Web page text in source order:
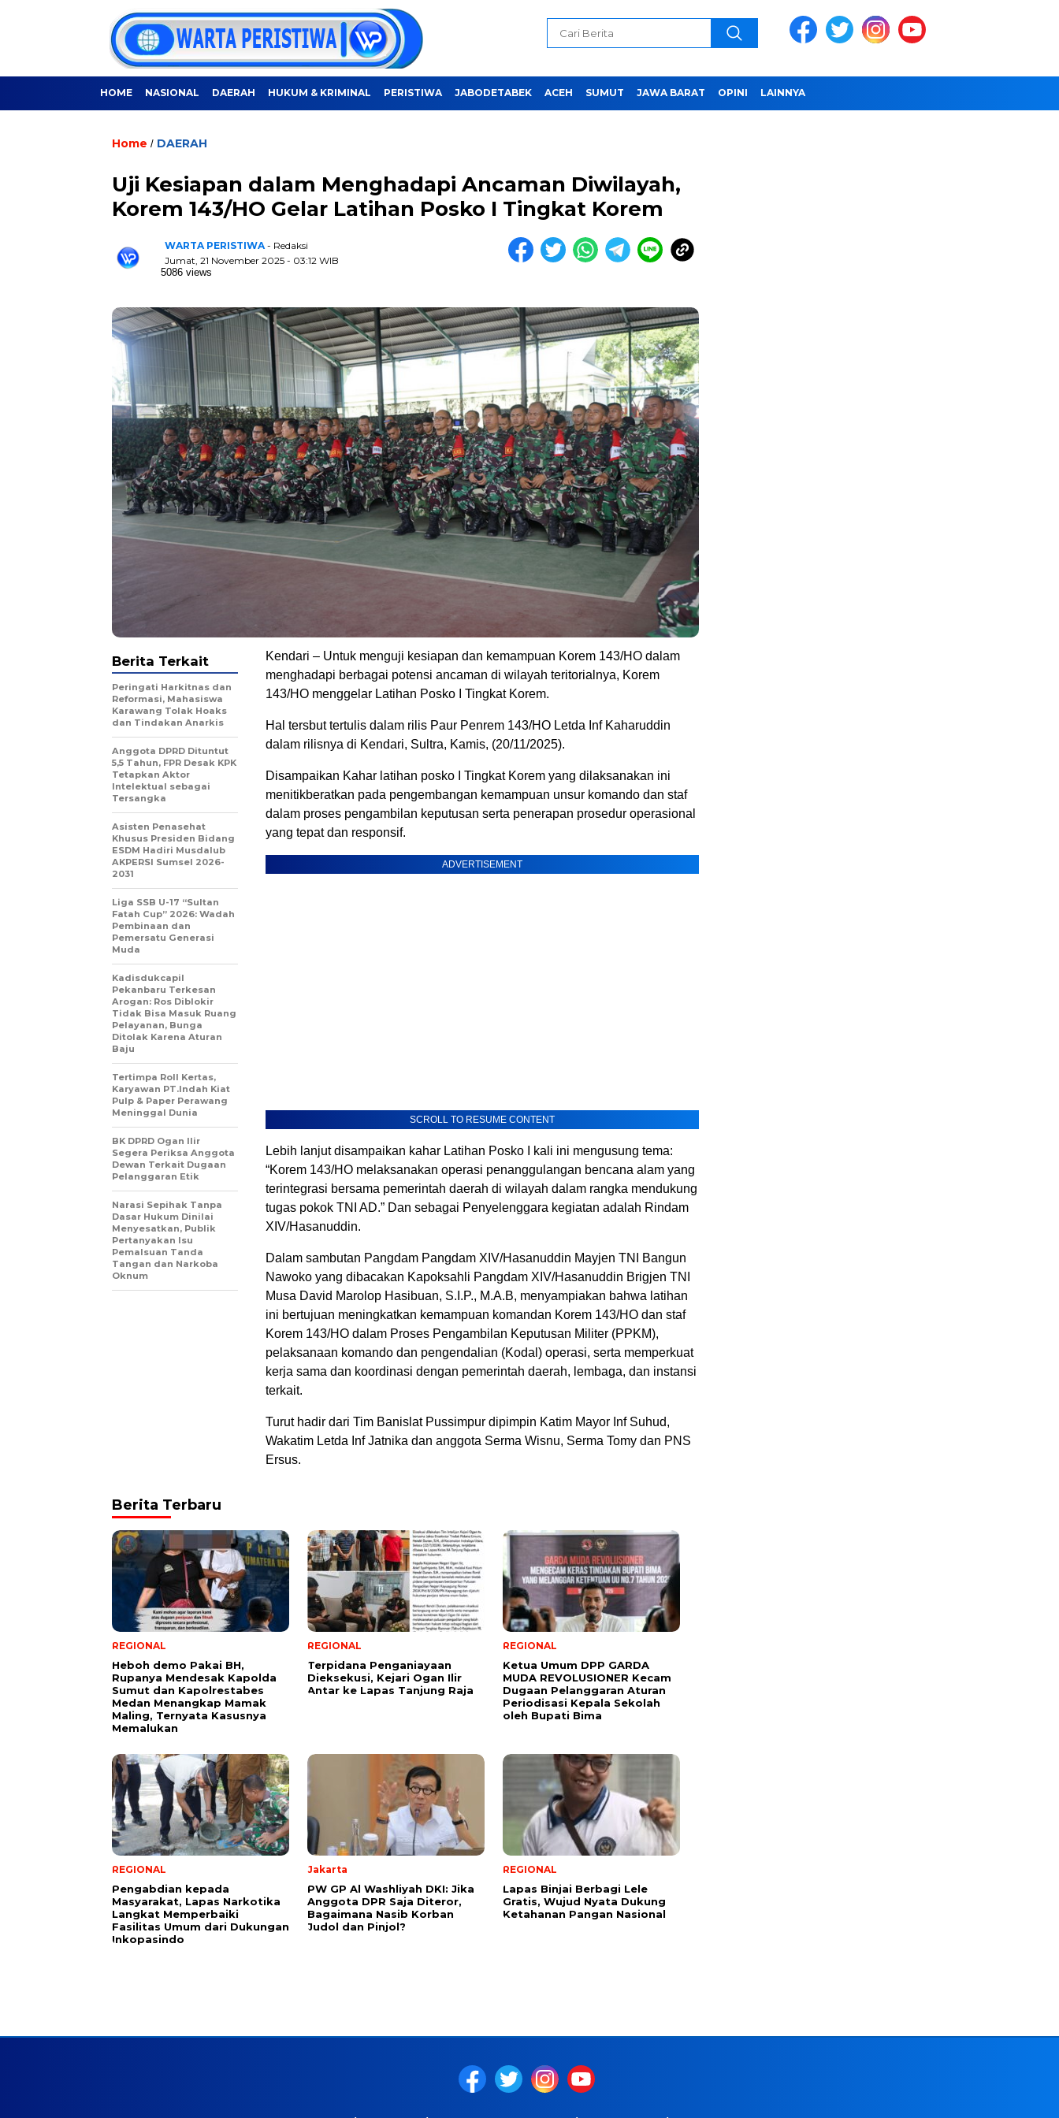
HOME NASIONAL DAERAH HUKUM & KRIMINAL PERISTIWA JABODETABEK ACEH SUMUT JAWA BARAT OPINI LAINNYA
Home / DAERAH
Uji Kesiapan dalam Menghadapi Ancaman Diwilayah,
Korem 143/HO Gelar Latihan Posko I Tingkat Korem
WARTA PERISTIWA - Redaksi
Jumat, 21 November 2025 - 03:12 WIB
5086 views
Kendari – Untuk menguji kesiapan dan kemampuan Korem 143/HO dalam
menghadapi berbagai potensi ancaman di wilayah teritorialnya, Korem
143/HO menggelar Latihan Posko I Tingkat Korem.
Hal tersbut tertulis dalam rilis Paur Penrem 143/HO Letda Inf Kaharuddin
dalam rilisnya di Kendari, Sultra, Kamis, (20/11/2025).
Disampaikan Kahar latihan posko I Tingkat Korem yang dilaksanakan ini
menitikberatkan pada pengembangan kemampuan unsur komando dan staf
dalam proses pengambilan keputusan serta penerapan prosedur operasional
yang tepat dan responsif.
ADVERTISEMENT
SCROLL TO RESUME CONTENT
Lebih lanjut disampaikan kahar Latihan Posko I kali ini mengusung tema:
“Korem 143/HO melaksanakan operasi penanggulangan bencana alam yang
terintegrasi bersama pemerintah daerah di wilayah dalam rangka mendukung
tugas pokok TNI AD.” Dan sebagai Penyelenggara kegiatan adalah Rindam
XIV/Hasanuddin.
Dalam sambutan Pangdam Pangdam XIV/Hasanuddin Mayjen TNI Bangun
Nawoko yang dibacakan Kapoksahli Pangdam XIV/Hasanuddin Brigjen TNI
Musa David Marolop Hasibuan, S.I.P., M.A.B, menyampiakan bahwa latihan
ini bertujuan meningkatkan kemampuan komandan Korem 143/HO dan staf
Korem 143/HO dalam Proses Pengambilan Keputusan Militer (PPKM),
pelaksanaan komando dan pengendalian (Kodal) operasi, serta memperkuat
kerja sama dan koordinasi dengan pemerintah daerah, lembaga, dan instansi
terkait.
Turut hadir dari Tim Banislat Pussimpur dipimpin Katim Mayor Inf Suhud,
Wakatim Letda Inf Jatnika dan anggota Serma Wisnu, Serma Tomy dan PNS
Ersus.
Berita Terkait
Peringati Harkitnas dan
Reformasi, Mahasiswa
Karawang Tolak Hoaks
dan Tindakan Anarkis
Anggota DPRD Dituntut
5,5 Tahun, FPR Desak KPK
Tetapkan Aktor
Intelektual sebagai
Tersangka
Asisten Penasehat
Khusus Presiden Bidang
ESDM Hadiri Musdalub
AKPERSI Sumsel 2026-
2031
Liga SSB U-17 “Sultan
Fatah Cup” 2026: Wadah
Pembinaan dan
Pemersatu Generasi
Muda
Kadisdukcapil
Pekanbaru Terkesan
Arogan: Ros Diblokir
Tidak Bisa Masuk Ruang
Pelayanan, Bunga
Ditolak Karena Aturan
Baju
Tertimpa Roll Kertas,
Karyawan PT.Indah Kiat
Pulp & Paper Perawang
Meninggal Dunia
BK DPRD Ogan Ilir
Segera Periksa Anggota
Dewan Terkait Dugaan
Pelanggaran Etik
Narasi Sepihak Tanpa
Dasar Hukum Dinilai
Menyesatkan, Publik
Pertanyakan Isu
Pemalsuan Tanda
Tangan dan Narkoba
Oknum
Berita Terbaru
REGIONAL
Heboh demo Pakai BH,
Rupanya Mendesak Kapolda
Sumut dan Kapolrestabes
Medan Menangkap Mamak
Maling, Ternyata Kasusnya
Memalukan
REGIONAL
Terpidana Penganiayaan
Dieksekusi, Kejari Ogan Ilir
Antar ke Lapas Tanjung Raja
REGIONAL
Ketua Umum DPP GARDA
MUDA REVOLUSIONER Kecam
Dugaan Pelanggaran Aturan
Periodisasi Kepala Sekolah
oleh Bupati Bima
REGIONAL
Pengabdian kepada
Masyarakat, Lapas Narkotika
Langkat Memperbaiki
Fasilitas Umum dari Dukungan
Inkopasindo
Jakarta
PW GP Al Washliyah DKI: Jika
Anggota DPR Saja Diteror,
Bagaimana Nasib Korban
Judol dan Pinjol?
REGIONAL
Lapas Binjai Berbagi Lele
Gratis, Wujud Nyata Dukung
Ketahanan Pangan Nasional